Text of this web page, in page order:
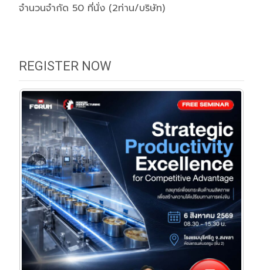
จำนวนจำกัด 50 ที่นั่ง (2ท่าน/บริษัท)
REGISTER NOW